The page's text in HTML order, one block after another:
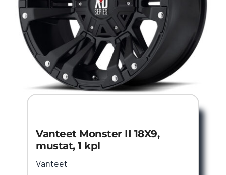
Vanteet Monster II 18X9,
mustat, 1 kpl
Vanteet